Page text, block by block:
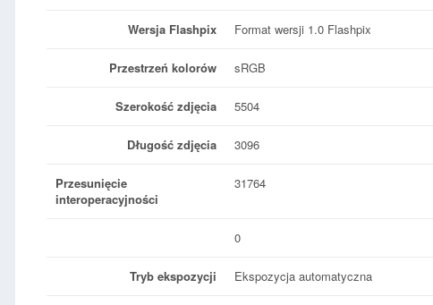
Wersja Flashpix Format wersji 1.0 Flashpix
Przestrzeń kolorów sRGB
Szerokość zdjęcia 5504
Długość zdjęcia 3096
Przesunięcie
interoperacyjności
31764
0
Tryb ekspozycji Ekspozycja automatyczna